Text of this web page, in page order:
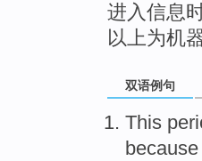
进入信息
以上为机
双语例句
This
because